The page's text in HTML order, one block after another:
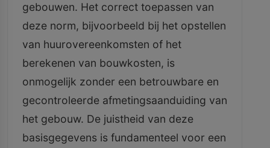
gebouwen. Het correct toepassen van
deze norm, bijvoorbeeld bij het opstellen
van huurovereenkomsten of het
berekenen van bouwkosten, is
onmogelijk zonder een betrouwbare en
gecontroleerde afmetingsaanduiding van
het gebouw. De juistheid van deze
basisgegevens is fundamenteel voor een